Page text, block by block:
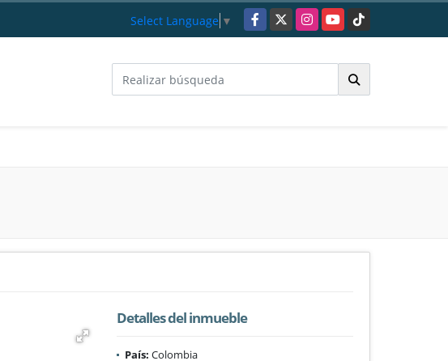
Select Language ▼ Facebook
X InstagramYouTubeTikTok
Detalles del inmueble
País: Colombia